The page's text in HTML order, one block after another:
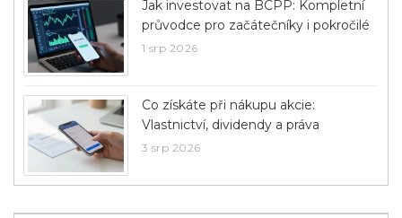
Jak investovat na BCPP: Kompletní
průvodce pro začátečníky i pokročilé
1 srp 2026
Co získáte při nákupu akcie:
Vlastnictví, dividendy a práva
3 srp 2026